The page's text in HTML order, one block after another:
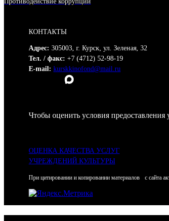
КОНТАКТЫ
Адрес: 305003, г. Курск, ул. Зеленая, 32
Тел. / факс: +7 (4712) 52-98-19
E-mail: kurskkinofond@mail.ru
Чтобы оценить условия
ОЦЕНКА КАЧЕСТВА УСЛУГ
УЧРЕЖДЕНИЙ КУЛЬТУРЫ
При цитировании и копировании материалов с сайта